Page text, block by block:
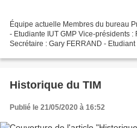
Équipe actuelle Membres du bureau
- Etudiante IUT GMP Vice-présidents :
Secrétaire : Gary FERRAND -
Historique du TIM
Publié le 21/05/2020 à 16:52